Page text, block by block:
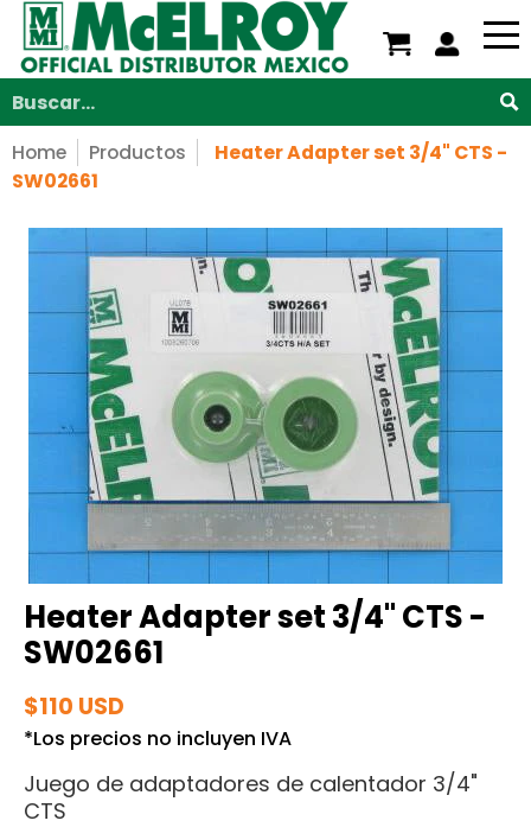
Saltar al contenido principal
Nosotros Servicios Productos Soporte
Buscar...
Home Productos
Heater Adapter set 3/4" CTS -
SW02661
Saltar al contenido principal
Heater Adapter set 3/4" CTS -
SW02661
$110 USD
*Los precios no incluyen IVA
Juego de adaptadores de calentador 3/4"
CTS